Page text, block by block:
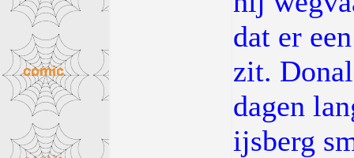
dat er
zit.
dagen
ijsberg